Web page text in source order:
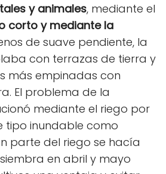
y animales, mediante el
corto y mediante la
de suave pendiente, la
con terrazas de tierra y
más empinadas con
El problema de la
mediante el riego por
tipo inundable como
parte del riego se hacía
en abril y mayo